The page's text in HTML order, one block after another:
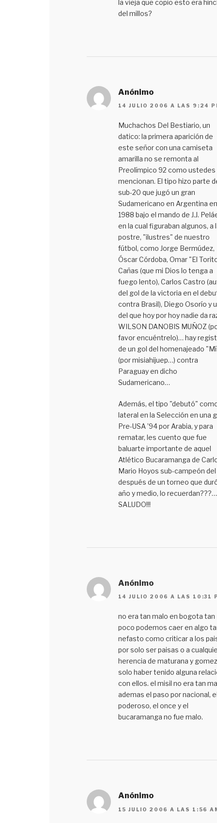
la vieja que copio esto era
del millos?
Anónimo
14 JULIO 2006 A LAS 9:24
Muchachos Del Bestiario, un
datico: la primera aparición de
este señor con una camiseta
amarilla no se remonta al
Preolímpico 92 como ustedes
mencionan. El tipo hizo parte
sub-20 que jugó un gran
Sudamericano en Argentina en
1988 bajo el mando de J.J.
en la cual figuraban algunos, a
postre, "ilustres" de nuestro
fútbol, como Jorge Bermúdez,
Óscar Córdoba, Omar "El
Cañas (que mi Dios lo tenga a
fuego lento), Carlos Castro
del gol de la victoria en el
contra Brasil), Diego Osorío y
del que hoy por hoy nadie da
WILSON DANOBIS MUÑOZ
favor encuéntrelo)… hay
de un gol del homenajeado
(por misiahijuep…) contra
Paraguay en dicho
Sudamericano…
Además, el tipo "debutó"
lateral en la Selección en una
Pre-USA ’94 por Arabia, y para
rematar, les cuento que fue
baluarte importante de aquel
Atlético Bucaramanga de
Mario Hoyos sub-campeón del
después de un torneo que
año y medio, lo
SALUDO!!!
Anónimo
14 JULIO 2006 A LAS 10:31
no era tan malo en bogota tan
poco podemos caer en algo
nefasto como criticar a los
por solo ser paisas o a
herencia de maturana y
solo haber tenido alguna
con ellos. el misil no era tan
ademas el paso por nacional,
poderoso, el once y el
bucaramanga no fue malo.
Anónimo
15 JULIO 2006 A LAS 1:56